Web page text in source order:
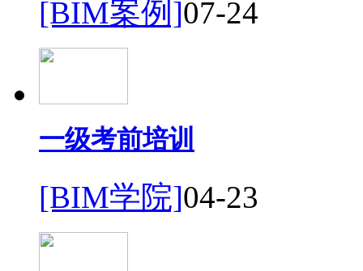
[BIM案例]07-24
一级考前培训
[BIM学院]04-23